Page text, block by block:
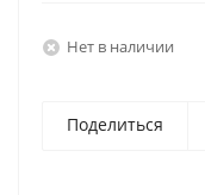
Нет в наличии
Поделиться